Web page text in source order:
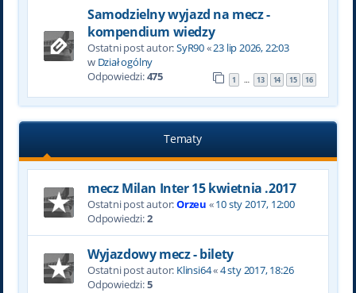
Samodzielny wyjazd na mecz -
kompendium wiedzy
Ostatni post autor:SyR90«23 lip 2026, 22:03
w Dział ogólny
Odpowiedzi:475 1 … 13 14 15 16
Tematy
mecz Milan Inter 15 kwietnia .2017
Ostatni post autor:Orzeu «10 sty 2017, 12:00
Odpowiedzi:2
Wyjazdowy mecz - bilety
Ostatni post autor: Klinsi64«4 sty 2017, 18:26
Odpowiedzi:5